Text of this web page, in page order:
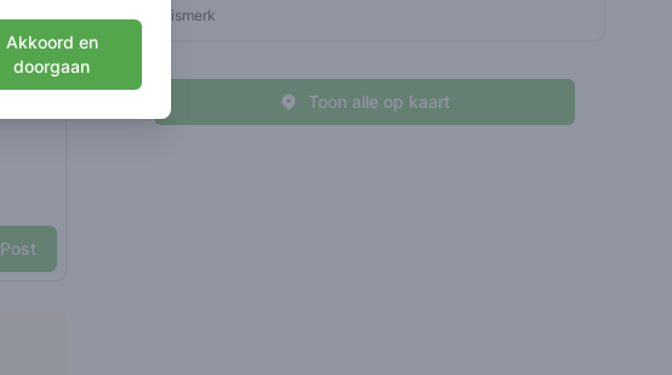
Post
huismerk
Toon alle op kaart
Akkoord en
doorgaan